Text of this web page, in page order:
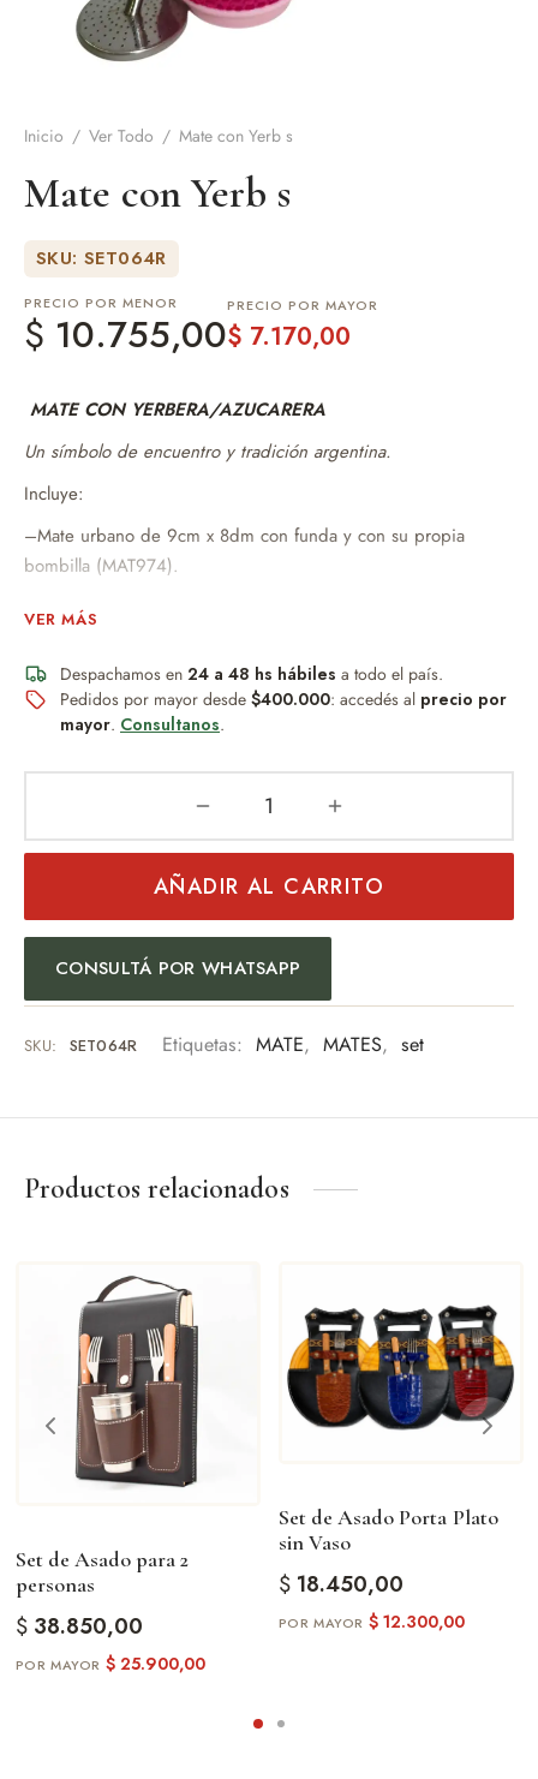
Inicio / Ver Todo / Mate con Yerb s
Mate con Yerb s
SKU: SET064R
PRECIO POR MENOR
$ 10.755,00
PRECIO POR MAYOR
$ 7.170,00
MATE CON YERBERA/AZUCARERA
Un símbolo de encuentro y tradición argentina.
Incluye:
–Mate urbano de 9cm x 8dm con funda y con su propia
bombilla (MAT974).
No absorbe sabor ni humedad.
Diseño práctico y novedoso.
Bombilla plato saca yerba de acero.
–Una bolsa de cierre (CIE003)
Miden 12,5cm en la parte superior del cierre x 16cm de
alto de un lado x 15cm del otro x 6 cm de base
Plastificadas en su interior.
Moderno, resistente y fácil de limpiar.
No absorbe humedad.
Perfecto para uso diario.
Diseño práctico y duradero.
Ideal para quienes buscan funcionalidad sin
–Bombilla niquelada de resorte (bom154)
Ideal para:
Regalo empresarial
Uso personal
Eventos especiales
Amantes del mate
Una pieza pensada para quienes valoran los detalles y la
tradición
VER MÁS
Despachamos en 24 a 48 hs hábiles a todo el país.
Pedidos por mayor desde $400.000: accedés al precio por
mayor. Consultanos.
AÑADIR AL CARRITO
CONSULTÁ POR WHATSAPP
SKU: SET064R Etiquetas: MATE, MATES, set
Productos relacionados
Set de Asado para 2
personas
$38.850,00
$25.900,00
Set de Asado Porta Plato
sin Vaso
$18.450,00
$12.300,00
Asado y vino
y accesorios